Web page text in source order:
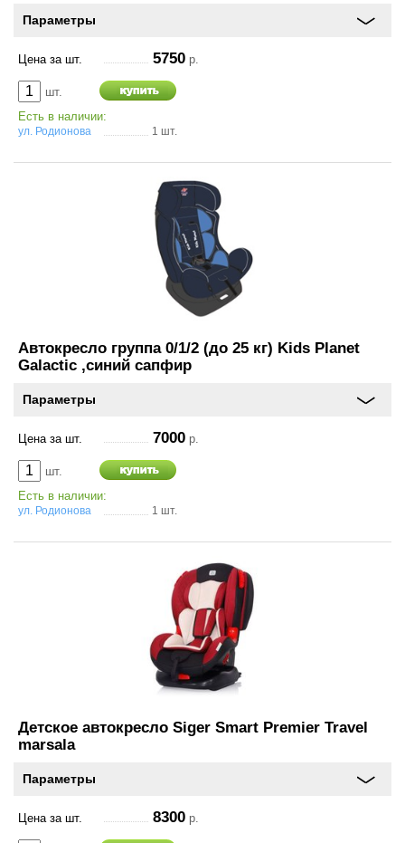
Оплата
Новости
Отзывы
Вакансии
Оставить
Консультация
по
шинам
+7
(831)
Параметры
Цена за шт. 5750 р.
шт.
Есть в наличии:
ул. Родионова 1 шт.
Автокресло группа 0/1/2 (до 25 кг) Kids Planet
Galactic ,синий сапфир
Параметры
Цена за шт. 7000 р.
шт.
Есть в наличии:
ул. Родионова 1 шт.
Детское автокресло Siger Smart Premier Travel
marsala
Параметры
Цена за шт. 8300 р.